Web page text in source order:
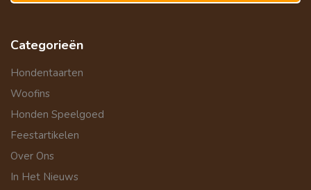
Categorieën
Hondentaarten
Woofins
Honden Speelgoed
Feestartikelen
Over Ons
In Het Nieuws